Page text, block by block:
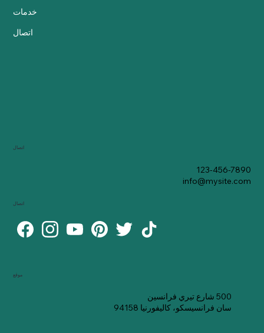
خدمات
اتصال
موقع
500 شارع تيري فرانسين
سان فرانسيسكو، كاليفورنيا 94158
اتصال
123-456-7890
info@mysite.com
اتصال